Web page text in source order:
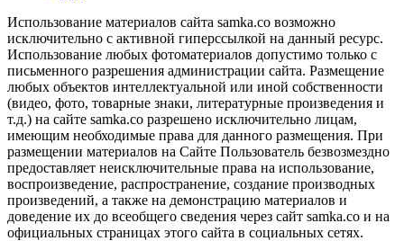
Использование материалов сайта samka.co возможно
исключительно с активной гиперссылкой на данный ресурс.
Использование любых фотоматериалов допустимо только с
письменного разрешения администрации сайта. Размещение
любых объектов интеллектуальной или иной собственности
(видео, фото, товарные знаки, литературные произведения и
т.д.) на сайте samka.co разрешено исключительно лицам,
имеющим необходимые права для данного размещения. При
размещении материалов на Сайте Пользователь безвозмездно
предоставляет неисключительные права на использование,
воспроизведение, распространение, создание производных
произведений, а также на демонстрацию материалов и
доведение их до всеобщего сведения через сайт samka.co и на
официальных страницах этого сайта в социальных сетях.